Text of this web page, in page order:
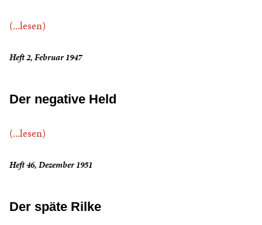
(...lesen)
Heft 2, Februar 1947
Der negative Held
(...lesen)
Heft 46, Dezember 1951
Der späte Rilke